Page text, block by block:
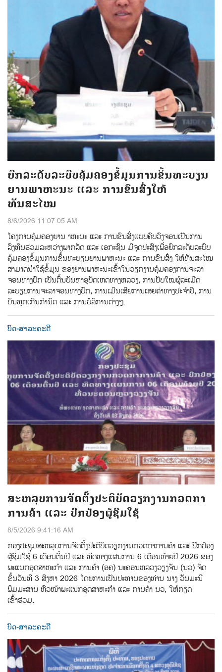
ຍົກລະດັບລະບົບຄຸ້ມຄອງຂໍ້ມູນການຂຶ້ນທະບຽນ
ຍານພາຫະນະ ແລະ ການຂົນສົ່ງໃຫ້
ທັນສະໄໝ
8/6/2026 11:07:05 AM
ໂຄງການຄຸ້ມຄອງຍານ າຫະນະ ແລະ ການຂົນສົ່ງແບບຄົບວົງຈອນເປັນການ
ລົງທຶນຮ່ວມລະຫວ່າງພາກລັດ ແລະ ເອກະຊົນ ມີຈຸດປະສົງເພື່ອຍົກລະດັບລະບົບ
ຄຸ້ມຄອງຂ້ໍມູນການຂ້ຶນທະບຽນຍານພາຫະນະ ແລະ ການຂົນສ່ົງ ໃຫ້ທັນສະໄໝ
ສາມາດນຳໃຊ້ຂໍ້ມູນ ຂອງຍານພາຫະນະເຂົ້າໃນວຽກງານຄຸ້ມຄອງການຈະລາ
ຈອນທາງບົກ ເປັນຕົ້ນບັນຫາອຸບັດເຫດທາງຫລວງ, ການປັບໃໝຜູ້ລະເມີດ
ລະບຽບການຈະລາຈອນທາງບົກ, ການເມີນເສີຍການເສຍຄ່າທາງປະຈຳປີ, ການ
ບັນທຸກເກີນກຳນົດ ແລະ ການບໍລິການຕ່າງໆ.
ບົດ-ສາລະຄະດີ
ສະຫລຸບການຈັດຕັ້ງປະຕິບັດວຽກງານກວດກາ
ການຄ້າ ແລະ ປົກປ້ອງຜູ້ຊົມໃຊ້
8/5/2026 9:41:16 AM
ກອງປະຊຸມສະຫລຸບການຈັດຕັ້ງປະຕິບັດວຽກງານກວດກາການຄ້າ ແລະ ປົກປ້ອງ
ຜູ້ຊົມໃຊ້ 6 ເດືອນຕົ້ນປີ ແລະ ທິດທາງແຜນການ 6 ເດືອນທ້າຍປີ 2026 ຂອງ
ພະແນກອຸດສາຫະກຳ ແລະ ການຄ້າ (ອຄ) ນະຄອນຫລວງວຽງຈັນ (ນວ) ຈັດ
ຂຶ້ນວັນທີ 3 ສິງຫາ 2026 ໂດຍການເປັນປະທານຂອງທ່ານ ນາງ ວັນມະນີ
ພິມມະສານ ຫົວໜ້າພະແນກອຸດສາຫະກຳ ແລະ ການຄ້າ ນວ, ໃຫ້ກຽດ
ເຂົ້າຮ່ວມ.
ບົດ-ສາລະຄະດີ